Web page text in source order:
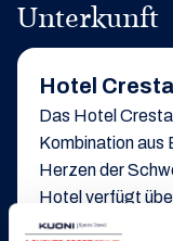
Unterkunft
Hotel
Das Hotel
Kombination aus
Herzen der
Hotel verfügt